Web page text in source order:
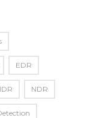
EDR
NDR